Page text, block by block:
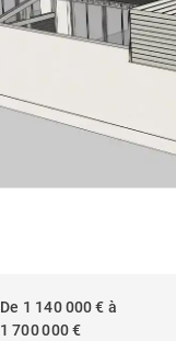
De 1 140 000 € à
1 700 000 €